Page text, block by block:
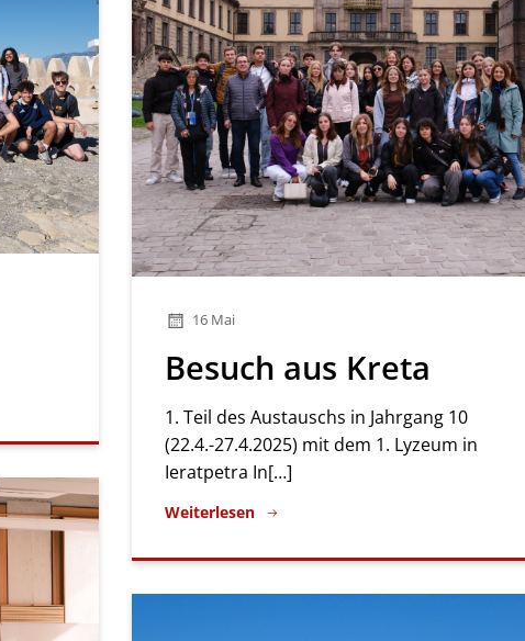
16 Mai
Besuch aus Kreta
1. Teil des Austauschs in Jahrgang 10
(22.4.-27.4.2025) mit dem 1. Lyzeum in
Ieratpetra In[…]
Weiterlesen